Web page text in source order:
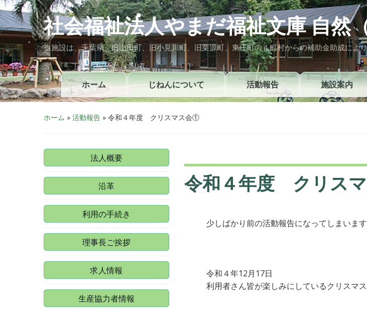
社会福祉法人やまだ福祉文庫 自然
当施設は、千葉県、旧山田町、旧小見川町、旧栗源町、東庄町の４町村からの補助金助成によ
ホーム じねんについて 活動報告 施設案内
ホーム » 活動報告 » 令和４年度 クリスマス会①
法人概要
沿革
利用の手続き
理事長ご挨拶
求人情報
生産協力者情報
令和４年度 クリス
少しばかり前の活動報告になってしまいま
令和４年12月17日
利用者さん皆が楽しみにしているクリスマス